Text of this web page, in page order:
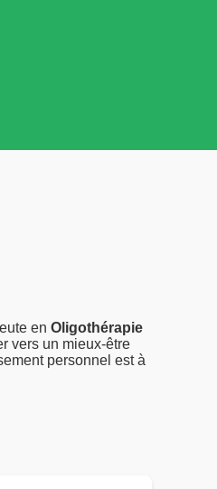
en Oligothérapie
vers un mieux-être
personnel est à